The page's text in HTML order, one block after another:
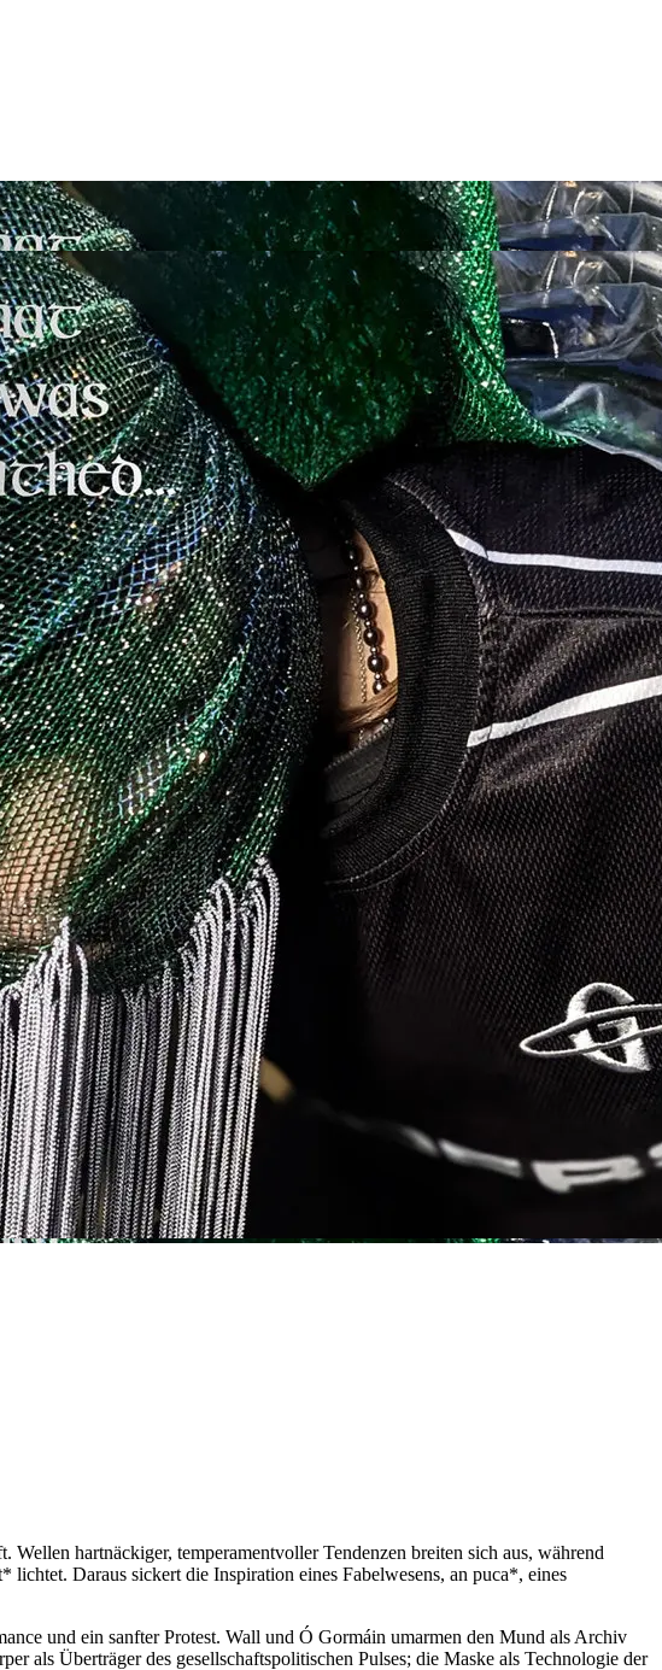
hartnäckiger, temperamentvoller Tendenzen breiten sich aus, während
Daraus sickert die Inspiration eines Fabelwesens, an puca*, eines
und ein sanfter Protest. Wall und Ó Gormáin umarmen den Mund als Archiv
als Überträger des gesellschaftspolitischen Pulses; die Maske als Technologie der